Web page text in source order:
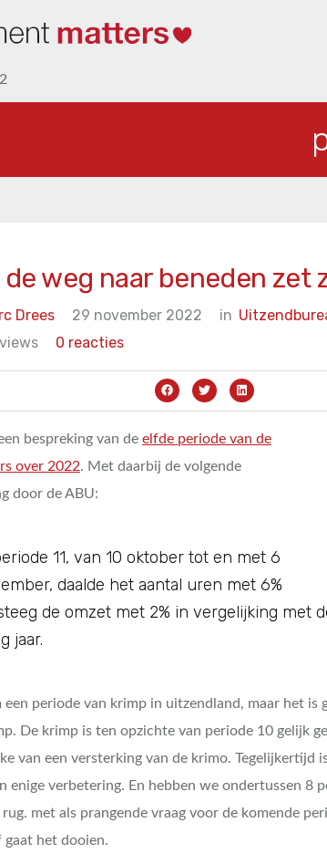
de weg naar beneden zet
Drees 29 november 2022 in
0 reacties
bespreking van de elfde periode van de
over 2022. Met daarbij de volgende
door de ABU:
11, van 10 oktober tot en met 6
daalde het aantal uren met 6%
de omzet met 2% in vergelijking met
jaar.
een periode van krimp in uitzendland, maar het is
De krimp is ten opzichte van periode 10 gelijk
van een versterking van de krimo. Tegelijkertijd
enige verbetering. En hebben we ondertussen 8
met als prangende vraag voor de komende
gaat het dooien.